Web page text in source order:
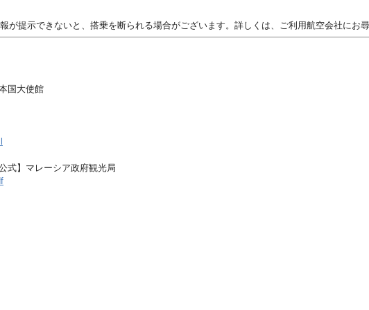
提示できないと、搭乗を断られる場合がございます。詳しくは、ご利用航空会社にお尋
国大使館
式】マレーシア政府観光局